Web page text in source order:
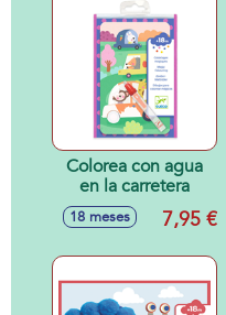
Colorea con agua
en la carretera
18 meses 7,95 €